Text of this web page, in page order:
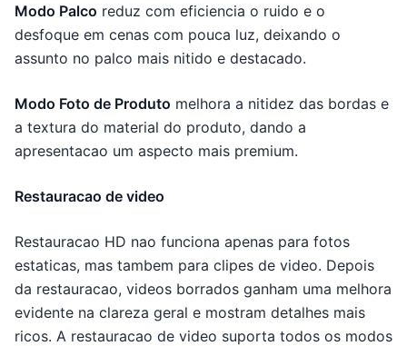
Modo Palco reduz com eficiencia o ruido e o
desfoque em cenas com pouca luz, deixando o
assunto no palco mais nitido e destacado.
Modo Foto de Produto melhora a nitidez das bordas e
a textura do material do produto, dando a
apresentacao um aspecto mais premium.
Restauracao de video
Restauracao HD nao funciona apenas para fotos
estaticas, mas tambem para clipes de video. Depois
da restauracao, videos borrados ganham uma melhora
evidente na clareza geral e mostram detalhes mais
ricos. A restauracao de video suporta todos os modos